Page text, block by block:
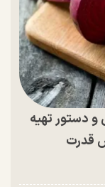
دستور تهیه
قدرت